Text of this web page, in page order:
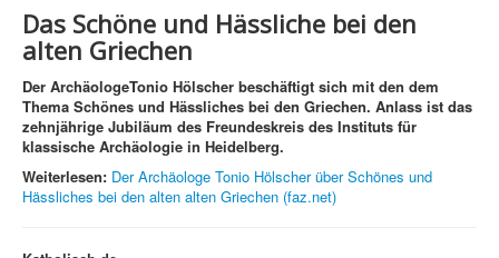
Das Schöne und Hässliche bei den
alten Griechen
Der ArchäologeTonio Hölscher beschäftigt sich mit den dem
Thema Schönes und Hässliches bei den Griechen. Anlass ist das
zehnjährige Jubiläum des Freundeskreis des Instituts für
klassische Archäologie in Heidelberg.
Weiterlesen: Der Archäologe Tonio Hölscher über Schönes und
Hässliches bei den alten alten Griechen (faz.net)